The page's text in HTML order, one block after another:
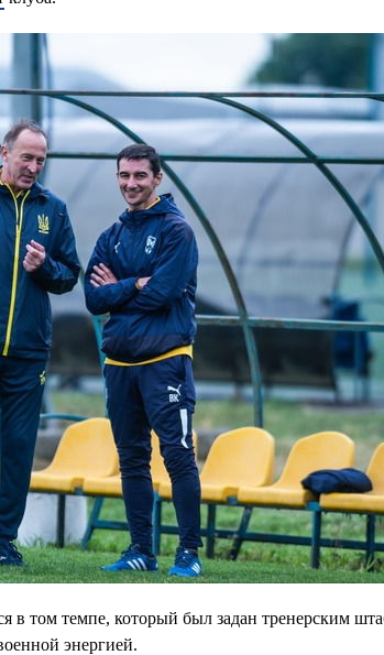
том темпе, который был задан тренерским
энергией.